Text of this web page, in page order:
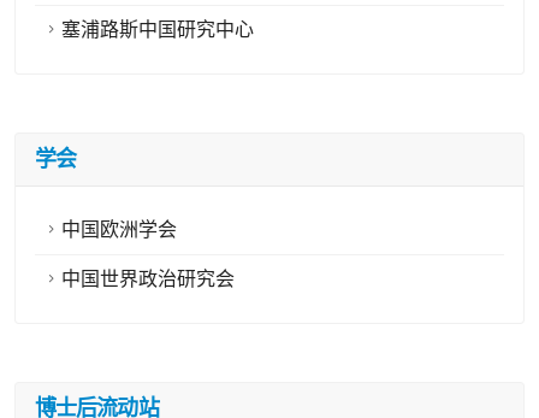
塞浦路斯中国研究中心
学会
中国欧洲学会
中国世界政治研究会
博士后流动站